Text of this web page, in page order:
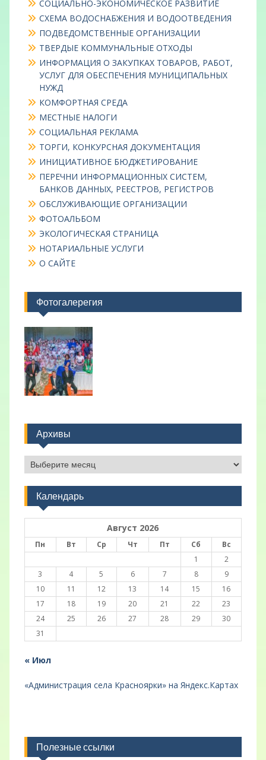
СОЦИАЛЬНО-ЭКОНОМИЧЕСКОЕ РАЗВИТИЕ
СХЕМА ВОДОСНАБЖЕНИЯ И ВОДООТВЕДЕНИЯ
ПОДВЕДОМСТВЕННЫЕ ОРГАНИЗАЦИИ
ТВЕРДЫЕ КОММУНАЛЬНЫЕ ОТХОДЫ
ИНФОРМАЦИЯ О ЗАКУПКАХ ТОВАРОВ, РАБОТ,
УСЛУГ ДЛЯ ОБЕСПЕЧЕНИЯ МУНИЦИПАЛЬНЫХ
НУЖД
КОМФОРТНАЯ СРЕДА
МЕСТНЫЕ НАЛОГИ
СОЦИАЛЬНАЯ РЕКЛАМА
ТОРГИ, КОНКУРСНАЯ ДОКУМЕНТАЦИЯ
ИНИЦИАТИВНОЕ БЮДЖЕТИРОВАНИЕ
ПЕРЕЧНИ ИНФОРМАЦИОННЫХ СИСТЕМ,
БАНКОВ ДАННЫХ, РЕЕСТРОВ, РЕГИСТРОВ
ОБСЛУЖИВАЮЩИЕ ОРГАНИЗАЦИИ
ФОТОАЛЬБОМ
ЭКОЛОГИЧЕСКАЯ СТРАНИЦА
НОТАРИАЛЬНЫЕ УСЛУГИ
О САЙТЕ
Фотогалерегия
Архивы
Архивы
Календарь
Август 2026
Пн Вт Ср Чт Пт Сб
Вс
1
2
3
4 5 6 7 8
9
10
11 12 13 14 15
16
17
18 19 20 21 22
23
24
25 26 27 28 29
30
31
« Июл
«Администрация села Красноярки» на Яндекс.Картах
Полезные ссылки